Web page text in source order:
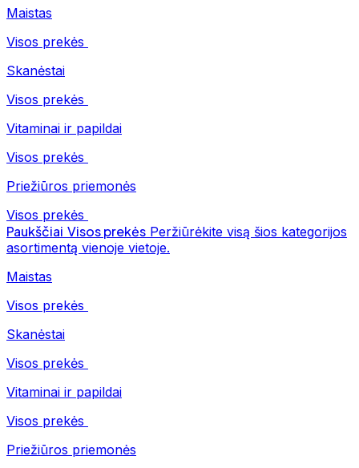
Maistas
Visos prekės
Skanėstai
Visos prekės
Vitaminai ir papildai
Visos prekės
Priežiūros priemonės
Visos prekės
Paukščiai Visos prekės Peržiūrėkite visą šios kategorijos
asortimentą vienoje vietoje.
Maistas
Visos prekės
Skanėstai
Visos prekės
Vitaminai ir papildai
Visos prekės
Priežiūros priemonės